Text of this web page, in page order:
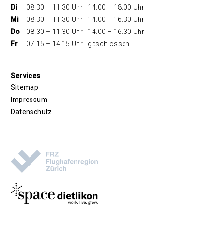
Di
08.30 – 11.30 Uhr
14.00 – 18.00 Uhr
Mi
08.30 – 11.30 Uhr
14.00 – 16.30 Uhr
Do
08.30 – 11.30 Uhr
14.00 – 16.30 Uhr
Fr
07.15 – 14.15 Uhr geschlossen
Services
Sitemap
Impressum
Datenschutz